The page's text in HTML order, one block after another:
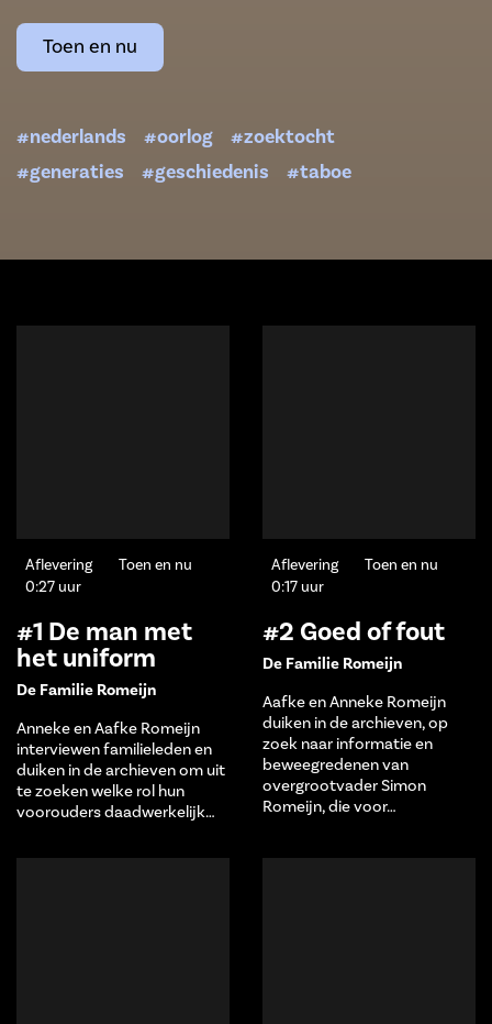
Toen en nu
#nederlands #oorlog
#zoektocht
#generaties
#geschiedenis #taboe
Aflevering
Toen en nu
0:27 uur
#1 De man met
het uniform
De Familie Romeijn
Anneke en Aafke Romeijn
interviewen familieleden en
duiken in de archieven om uit
te zoeken welke rol hun
voorouders daadwerkelijk…
Aflevering
Toen en nu
0:17 uur
#2 Goed of fout
De Familie Romeijn
Aafke en Anneke Romeijn
duiken in de archieven, op
zoek naar informatie en
beweegredenen van
overgrootvader Simon
Romeijn, die voor…